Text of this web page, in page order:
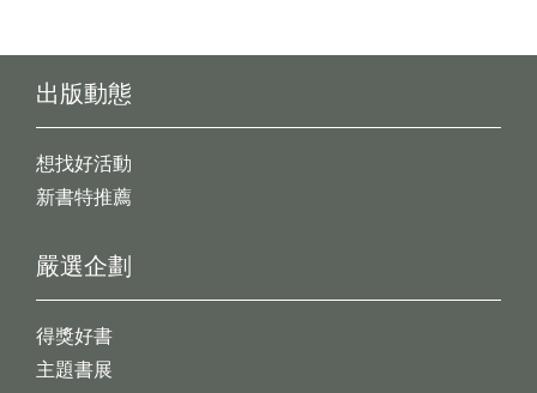
出版動態
想找好活動
新書特推薦
嚴選企劃
得獎好書
主題書展